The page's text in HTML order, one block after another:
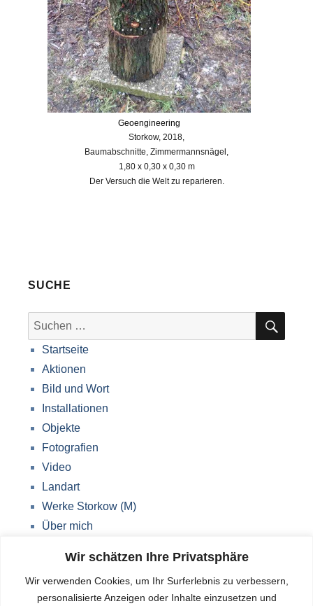
Wir schätzen Ihre Privatsphäre
Wir verwenden Cookies, um Ihr Surferlebnis zu verbessern,
personalisierte Anzeigen oder Inhalte einzusetzen und
Geoengineering
Storkow, 2018,
Baumabschnitte, Zimmermannsnägel,
1,80 x 0,30 x 0,30 m
Der Versuch die Welt zu reparieren.
SUCHE
Suche
nach:
Startseite
Aktionen
Bild und Wort
Installationen
Objekte
Fotografien
Video
Landart
Werke Storkow (M)
Über mich
Datenschutzerklärung
Blog